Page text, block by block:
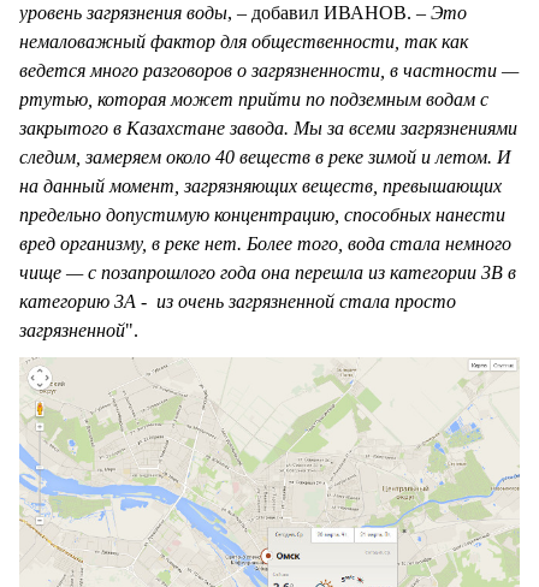
уровень загрязнения воды, – добавил ИВАНОВ. – Это
немаловажный фактор для общественности, так как
ведется много разговоров о загрязненности, в частности —
ртутью, которая может прийти по подземным водам с
закрытого в Казахстане завода. Мы за всеми загрязнениями
следим, замеряем около 40 веществ в реке зимой и летом. И
на данный момент, загрязняющих веществ, превышающих
предельно допустимую концентрацию, способных нанести
вред организму, в реке нет. Более того, вода стала немного
чище — с позапрошлого года она перешла из категории 3В в
категорию 3А - из очень загрязненной стала просто
загрязненной".